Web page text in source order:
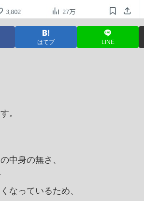
はてブ LINE
。
中身の無さ、
なっているため、